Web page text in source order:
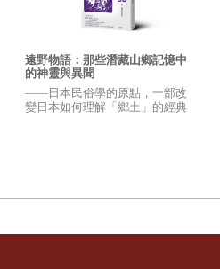
遠野物語：那些潛藏山鄉記憶中
的神靈與異聞
——日本民俗學的原點，一部改
變日本如何理解「鄉土」的經典